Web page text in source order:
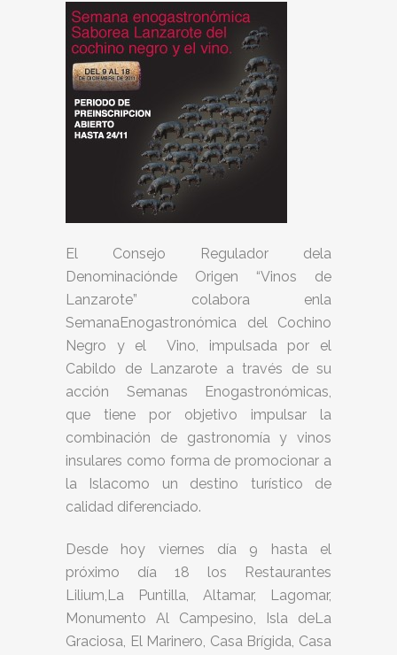
El Consejo Regulador dela
Denominaciónde Origen “Vinos de
Lanzarote” colabora enla
SemanaEnogastronómica del Cochino
Negro y el Vino, impulsada por el
Cabildo de Lanzarote a través de su
acción Semanas Enogastronómicas,
que tiene por objetivo impulsar la
combinación de gastronomía y vinos
insulares como forma de promocionar a
la Islacomo un destino turístico de
calidad diferenciado.
Desde hoy viernes día 9 hasta el
próximo día 18 los Restaurantes
Lilium,La Puntilla, Altamar, Lagomar,
Monumento Al Campesino, Isla deLa
Graciosa, El Marinero, Casa Brígida, Casa